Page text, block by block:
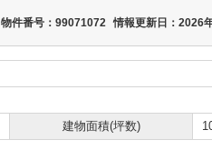
物件番号：99071072 情報更新日：2026
建物面積(坪数)